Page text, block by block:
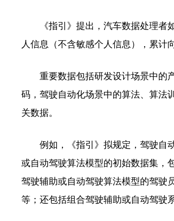
《指引》提出，汽车数据处理者如
人信息（不含敏感个人信息），累计
重要数据包括研发设计场景中的产
码，驾驶自动化场景中的算法、算法
关数据。
例如，《指引》拟规定，驾驶自动
或自动驾驶算法模型的初始数据集，
驾驶辅助或自动驾驶算法模型的驾驶
等；还包括组合驾驶辅助或自动驾驶